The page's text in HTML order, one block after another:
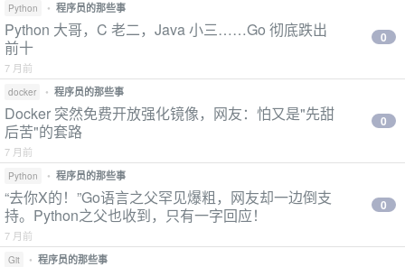
Python • 程序员的那些事
Python 大哥，C 老二，Java 小三……Go 彻底跌出
前十
7 月前
0
docker • 程序员的那些事
Docker 突然免费开放强化镜像，网友：怕又是"先甜
后苦"的套路
7 月前
0
Python • 程序员的那些事
“去你X的！”Go语言之父罕见爆粗，网友却一边倒支
持。Python之父也收到，只有一字回应！
7 月前
0
Git • 程序员的那些事